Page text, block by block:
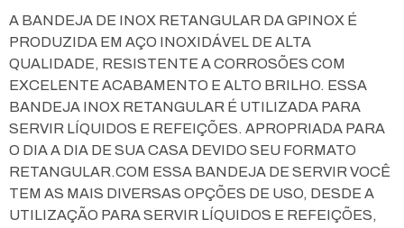
A BANDEJA DE INOX RETANGULAR DA GPINOX É
PRODUZIDA EM AÇO INOXIDÁVEL DE ALTA
QUALIDADE, RESISTENTE A CORROSÕES COM
EXCELENTE ACABAMENTO E ALTO BRILHO. ESSA
BANDEJA INOX RETANGULAR É UTILIZADA PARA
SERVIR LÍQUIDOS E REFEIÇÕES. APROPRIADA PARA
O DIA A DIA DE SUA CASA DEVIDO SEU FORMATO
RETANGULAR.COM ESSA BANDEJA DE SERVIR VOCÊ
TEM AS MAIS DIVERSAS OPÇÕES DE USO, DESDE A
UTILIZAÇÃO PARA SERVIR LÍQUIDOS E REFEIÇÕES,